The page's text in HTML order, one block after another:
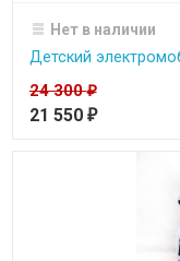
Нет в наличии
Детский
24 300₽
21 550 ₽